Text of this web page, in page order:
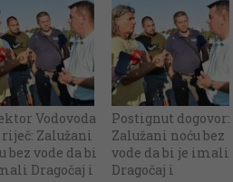
Vodovoda
riječ: Zalužani
bez vode da bi
Dragočaj i
Postignut dogovor:
Zalužani noću bez
vode da bi je imali
Dragočaj i